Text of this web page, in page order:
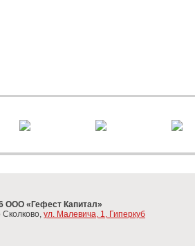
ООО «Гефест Капитал»
ул. Малевича, 1, Гиперкуб